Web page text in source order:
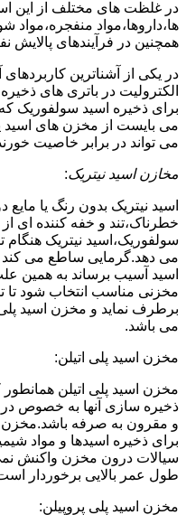
در غلظت های مختلف از این
ها،داروها،مواد
همچنین در فرآیندهای
در یکی از آشناترین
الکترولیت در باتری های
برای ذخیره اسید سولفوریک
می بایست از مخزن های اسید
می تواند در برابر خاصیت
مخازن اسید نیتریک:
اسید نیتریک بدون رنگ یا
خطرناک،تند و خفه کننده ای
سولفوریک،اسید نیتریک
می دهد.گرمایی ساطع می
اسید آسیب برساند به همین
مخزنی مناسب انتخاب شود تا
برطرف نماید و مخزن اسید پلی
می باشد.
مخزن اسید پلی اتیلن:
مخزن اسید پلی اتیلن
ذخیره سازی آنها به خصوص در
و مقرون به صرفه باشد.مخزن
برای ذخیره اسیدها و مواد
سیالات درون مخزن واکنش
طول عمر بالایی برخوردار
مخزن اسید پلی پروپیلن: